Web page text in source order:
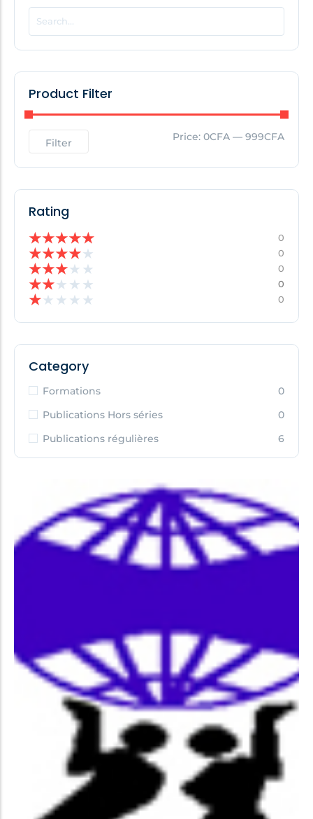
POPULAR THIS WEEK
No Posts Found!
No Posts Found!
Product Filter
Filter Price: 0CFA — 999CFA
Rating
★★★★★ 0
★★★★★ 0
★★★★ ★ 0
★★★ ★ ★ 0
★★ ★ ★ ★ 0
Category
Formations
0
Publications Hors séries
0
Publications régulières
6